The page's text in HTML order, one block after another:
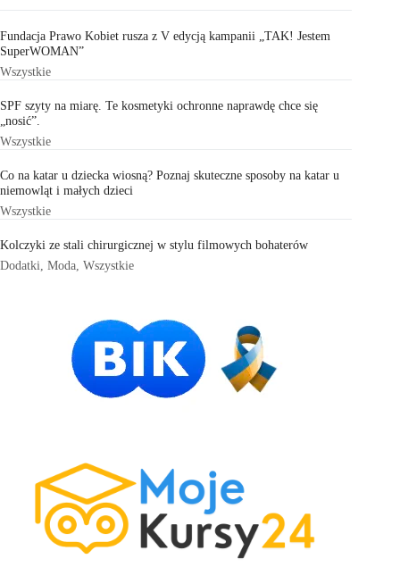
Fundacja Prawo Kobiet rusza z V edycją kampanii „TAK! Jestem
SuperWOMAN”
Wszystkie
SPF szyty na miarę. Te kosmetyki ochronne naprawdę chce się
„nosić”.
Wszystkie
Co na katar u dziecka wiosną? Poznaj skuteczne sposoby na katar u
niemowląt i małych dzieci
Wszystkie
Kolczyki ze stali chirurgicznej w stylu filmowych bohaterów
Dodatki Moda Wszystkie